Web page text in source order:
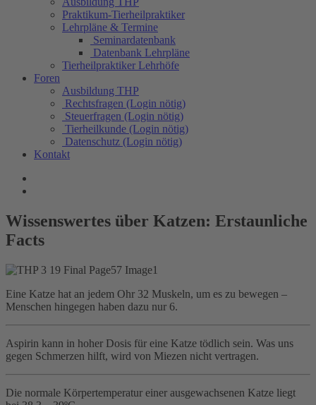
Praktikum-Tierheilpraktiker
Lehrpläne & Termine
Seminardatenbank
Datenbank Lehrpläne
Tierheilpraktiker Lehrhöfe
Foren
Ausbildung THP
Rechtsfragen (Login nötig)
Steuerfragen (Login nötig)
Tierheilkunde (Login nötig)
Datenschutz (Login nötig)
Kontakt
Wissenswertes über Katzen: Erstaunliche
Facts
Eine Katze hat an jedem Ohr 32 Muskeln, um es zu bewegen –
Menschen hingegen haben dazu nur 6.
Aspirin kann in hoher Dosis für eine Katze tödlich sein. Was uns
gegen Schmerzen hilft, wird von Miezen nicht vertragen.
Die normale Körpertemperatur einer ausgewachsenen Katze liegt